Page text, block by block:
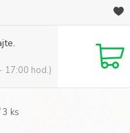
17:00 hod.)
ks